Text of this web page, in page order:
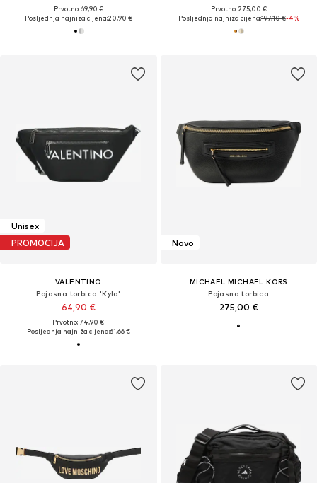
Prvotno: 69,90 €
Posljednja najniža cijena:20,90 €
Prvotno: 275,00 €
Posljednja najniža cijena:197,10 €-4%
Unisex
PROMOCIJA
VALENTINO
Pojasna torbica 'Kylo'
64,90 €
Prvotno: 74,90 €
Posljednja najniža cijena:61,66 €
Novo
MICHAEL MICHAEL KORS
Pojasna torbica
275,00 €